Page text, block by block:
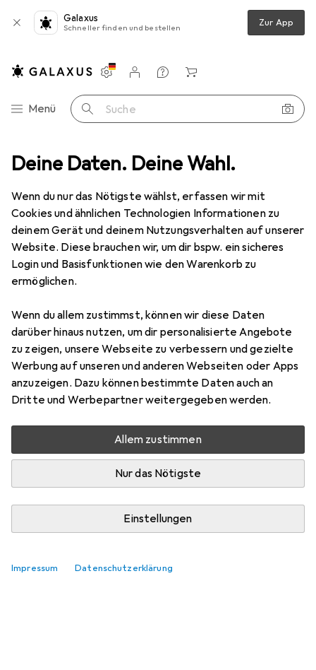
Deine Daten. Deine Wahl.
Wenn du nur das Nötigste wählst, erfassen wir mit
Cookies und ähnlichen Technologien Informationen zu
deinem Gerät und deinem Nutzungsverhalten auf unserer
Website. Diese brauchen wir, um dir bspw. ein sicheres
Login und Basisfunktionen wie den Warenkorb zu
ermöglichen.
Wenn du allem zustimmst, können wir diese Daten
darüber hinaus nutzen, um dir personalisierte Angebote
zu zeigen, unsere Webseite zu verbessern und gezielte
Werbung auf unseren und anderen Webseiten oder Apps
anzuzeigen. Dazu können bestimmte Daten auch an
Dritte und Werbepartner weitergegeben werden.
Allem zustimmen
Nur das Nötigste
Einstellungen
Impressum Datenschutzerklärung
Galaxus
Schneller finden und bestellen Zur App
Navigation nach Kategorien
Menü Suche
Einstellungen
Kundenkonto
Vergleichslisten
Merklisten
Warenkorb
Jin Jia Toys
Kategorien anzeigen